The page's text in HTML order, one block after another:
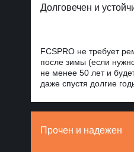
Прочен и надежен
Долговечен и
FCSPRO не требует
после зимы (если
не менее 50 лет и
даже спустя долгие